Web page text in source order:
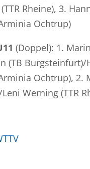
Rheine), 3.
Ochtrup)
(Doppel): 1.
(TB Burgsteinfurt)/
Ochtrup), 2.
Werning (TTR